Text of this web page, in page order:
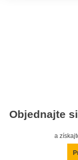
Objednajte
a